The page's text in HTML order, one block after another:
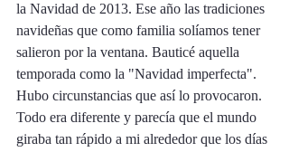
la Navidad de 2013. Ese año las tradiciones
navideñas que como familia solíamos tener
salieron por la ventana. Bauticé aquella
temporada como la "Navidad imperfecta".
Hubo circunstancias que así lo provocaron.
Todo era diferente y parecía que el mundo
giraba tan rápido a mi alrededor que los días